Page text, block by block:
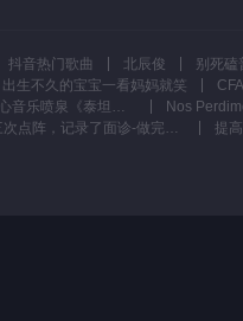
抖音热门歌曲
北辰俊
出生不久的宝宝一看妈妈就笑